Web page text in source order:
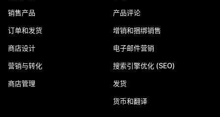
销售产品
订单和发货
商店设计
营销与转化
商店管理
产品评论
增销和捆绑销售
电子邮件营销
搜索引擎优化 (SEO)
发货
货币和翻译